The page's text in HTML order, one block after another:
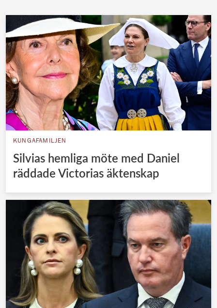
KUNGAFAMILJEN
Silvias hemliga möte med Daniel
räddade Victorias äktenskap